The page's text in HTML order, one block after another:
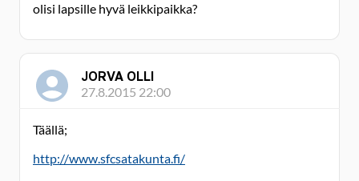
olisi lapsille hyvä leikkipaikka?
JORVA OLLI
27.8.2015 22:00
Täällä;
http://www.sfcsatakunta.fi/